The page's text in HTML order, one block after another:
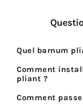
Quel barnum
Comment
pliant ?
Comment